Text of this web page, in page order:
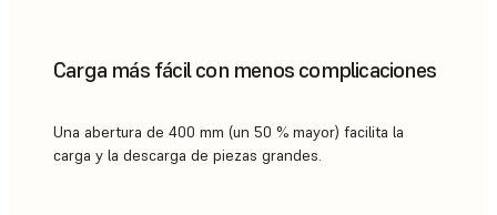
Carga más fácil con menos complicaciones
Una abertura de 400 mm (un 50 % mayor) facilita la
carga y la descarga de piezas grandes.